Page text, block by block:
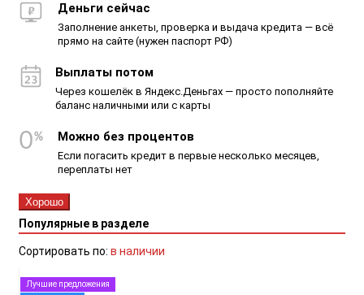
Деньги сейчас
Заполнение анкеты, проверка и выдача кредита — всё
прямо на сайте (нужен паспорт РФ)
Выплаты потом
Через кошелёк в Яндекс.Деньгах — просто пополняйте
баланс наличными или с карты
Можно без процентов
Если погасить кредит в первые несколько месяцев,
переплаты нет
Хорошо
Популярные в разделе
Сортировать по: в наличии
Лучшие предложения